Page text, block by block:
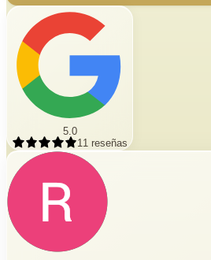
5.0
11 reseñas